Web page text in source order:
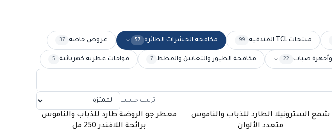
منتجات TCL الفندقية 99 مكافحة الحشرات الطائرة 57 عروض خاصة 37
ضباب 22 مكافحة الطيور والثعابين والقطط 7 فواحات عطرية كهربائية 5
ترتيب حسب
شمع السترونيلا الطارد للذباب والناموس
متعدد الألوان
معطر جو الروضة طارد للذباب والناموس
برائحة اللافندر 250 مل